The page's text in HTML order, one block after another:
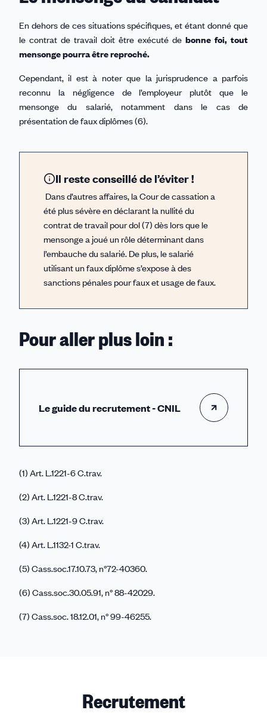
En dehors de ces situations spécifiques, et étant donné que
le contrat de travail doit être exécuté de bonne foi, tout
mensonge pourra être reproché.
Cependant, il est à noter que la jurisprudence a parfois
reconnu la négligence de l’employeur plutôt que le
mensonge du salarié, notamment dans le cas de
présentation de faux diplômes (6).
Il reste conseillé de l’éviter !
Dans d’autres affaires, la Cour de cassation a
été plus sévère en déclarant la nullité du
contrat de travail pour dol (7) dès lors que le
mensonge a joué un rôle déterminant dans
l’embauche du salarié. De plus, le salarié
utilisant un faux diplôme s’expose à des
sanctions pénales pour faux et usage de faux.
Pour aller plus loin :
Le guide du recrutement - CNIL
(1) Art. L.1221-6 C.trav.
(2) Art. L.1221-8 C.trav.
(3) Art. L.1221-9 C.trav.
(4) Art. L.1132-1 C.trav.
(5) Cass.soc.17.10.73, n°72-40360.
(6) Cass.soc.30.05.91, n° 88-42029.
(7) Cass.soc. 18.12.01, n° 99-46255.
Recrutement